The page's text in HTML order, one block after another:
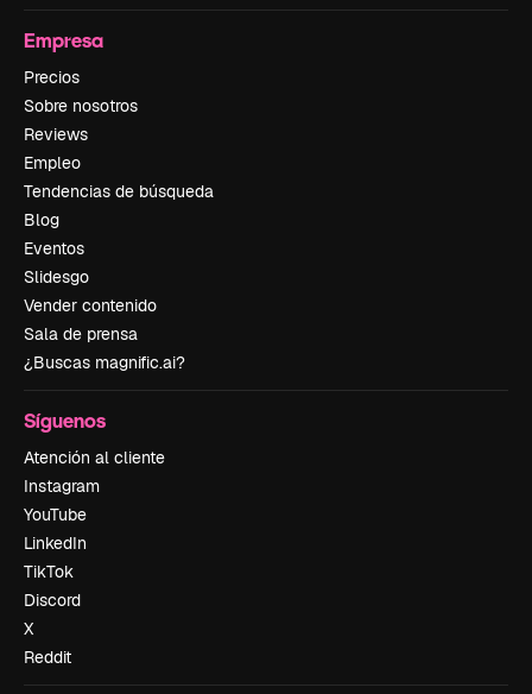
Empresa
Precios
Sobre nosotros
Reviews
Empleo
Tendencias de búsqueda
Blog
Eventos
Slidesgo
Vender contenido
Sala de prensa
¿Buscas magnific.ai?
Síguenos
Atención al cliente
Instagram
YouTube
LinkedIn
TikTok
Discord
X
Reddit